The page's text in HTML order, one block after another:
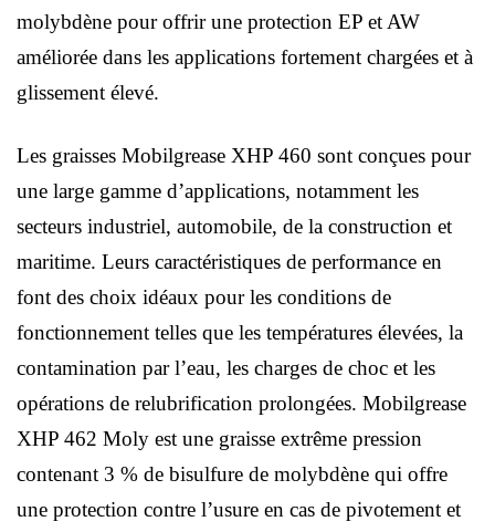
molybdène pour offrir une protection EP et AW
améliorée dans les applications fortement chargées et à
glissement élevé.
Les graisses Mobilgrease XHP 460 sont conçues pour
une large gamme d’applications, notamment les
secteurs industriel, automobile, de la construction et
maritime. Leurs caractéristiques de performance en
font des choix idéaux pour les conditions de
fonctionnement telles que les températures élevées, la
contamination par l’eau, les charges de choc et les
opérations de relubrification prolongées. Mobilgrease
XHP 462 Moly est une graisse extrême pression
contenant 3 % de bisulfure de molybdène qui offre
une protection contre l’usure en cas de pivotement et